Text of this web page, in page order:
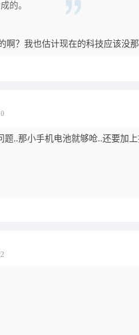
的。
啊？我也估计现在的科技应该没那
题..那小手机电池就够呛..还要加